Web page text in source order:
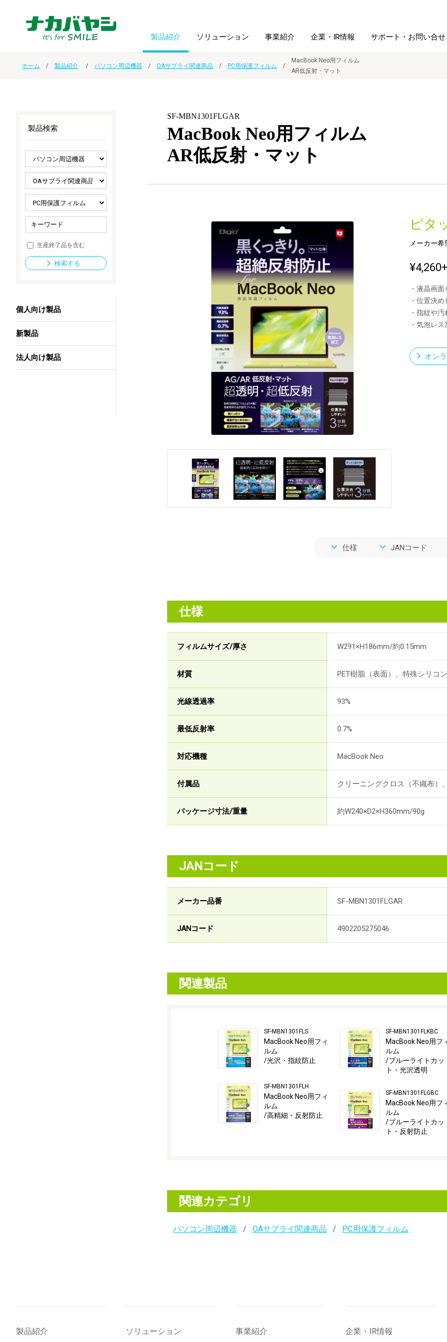
製品紹介
ノート・紙製品
ホルダー用品
スマートフォン・
タブレット関連
ゲーム関連
セキュリティ用品
法人向け製品 新製品一覧
ソリューション
オーダー手帳・ノベルティ制作 学校ソリューション
ドキュメントスキャニングサービス 総務＋クリエイティブ
導入事例
事業紹介 企業・IR情報
IR情報
サステナビリティ 採用情報
サポート・お問い合せ
ホーム 製品紹介 パソコン周辺機器 OAサプライ関連商品 PC用保護フィルム
MacBook Neo用フィルム
AR低反射・マット
SF-MBN1301FLGAR
MacBook Neo用フィルム
AR低反射・マット
ピタ
メーカー
¥4,260
・液晶画
・位置決
・指紋や
・気泡レス
オン
仕様 JANコード
仕様
フィルムサイズ/厚さ W291×H186mm/約0.15mm
材質 PET樹脂（表面）、特殊シリコ
光線透過率 93%
最低反射率 0.7%
対応機種 MacBook Neo
付属品 クリーニングクロス（不織布）
パッケージ寸法/重量 約W240×D2×H360mm/90g
JANコード
メーカー品番 SF-MBN1301FLGAR
JANコード 4902205275046
関連製品
SF-MBN1301FLS
MacBook Neo用フィ
ルム
/光沢・指紋防止
SF-MBN1301FLH
MacBook Neo用フィ
ルム
/高精細・反射防止
SF-MBN1301FLKBC
MacBook Neo用フ
ルム
/ブルーライトカッ
ト・光沢透明
SF-MBN1301FLGBC
MacBook Neo用フ
ルム
/ブルーライトカッ
ト・反射防止
関連カテゴリ
パソコン周辺機器 OAサプライ関連商品 PC用保護フィルム
製品検索
生産終了品を含む
検索する
個人向け製品
新製品
法人向け製品
製品紹介 ソリューション 事業紹介 企業・IR情報